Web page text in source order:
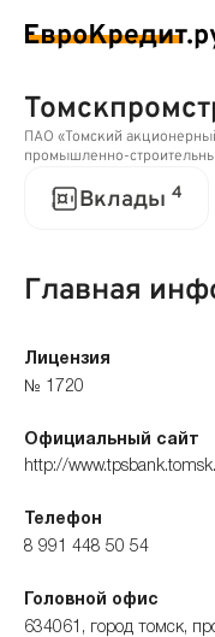
ПАО «Томский
промышленно-
Вклады 4
Главная
Лицензия
№ 1720
Официальный сайт
http://
Телефон
8 991 448 50 54
Головной офис
634061, город томск,